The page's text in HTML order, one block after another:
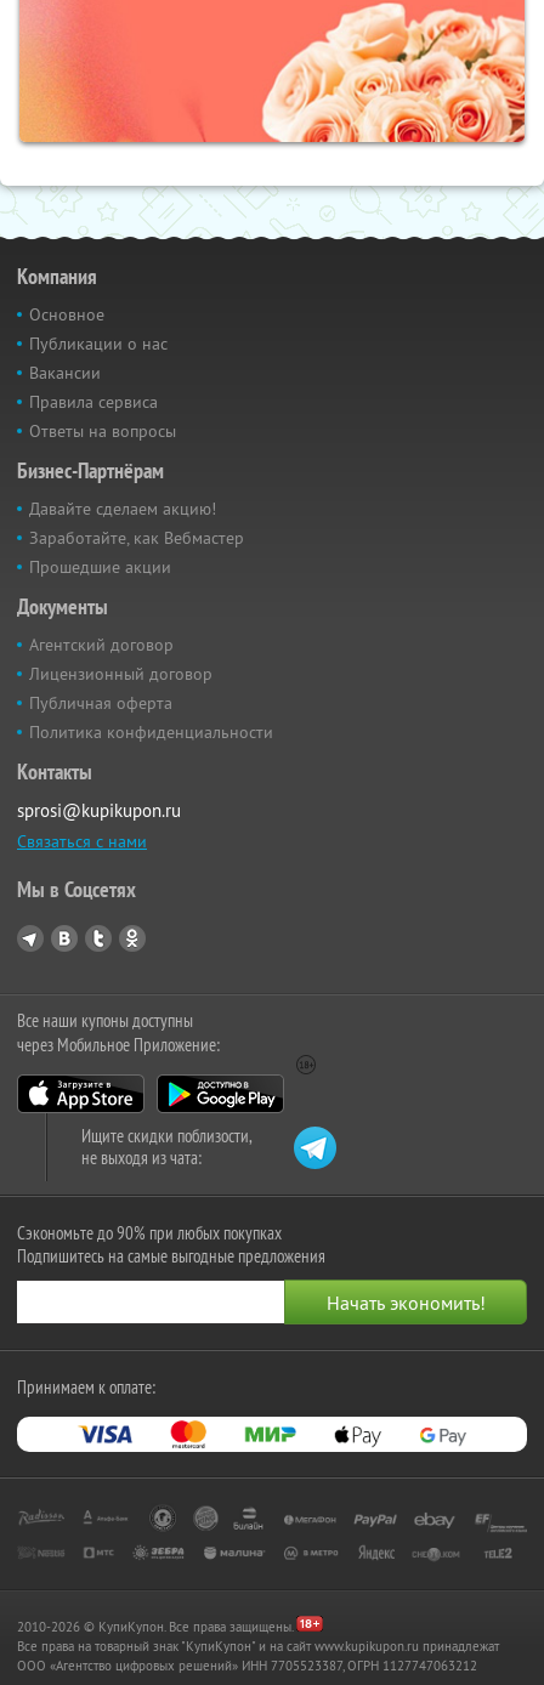
Компания
Основное
Публикации о нас
Вакансии
Правила сервиса
Ответы на вопросы
Бизнес-Партнёрам
Давайте сделаем акцию!
Заработайте, как Вебмастер
Прошедшие акции
Документы
Агентский договор
Лицензионный договор
Публичная оферта
Политика конфиденциальности
Контакты
sprosi@kupikupon.ru
Связаться с нами
Мы в Соцсетях
Все наши купоны доступны
через Мобильное Приложение:
Ищите скидки поблизости,
не выходя из чата:
Сэкономьте до 90% при любых покупках
Подпишитесь на самые выгодные предложения
Принимаем к оплате:
2010-2026 © КупиКупон. Все права защищены.
Все права на товарный знак "КупиКупон" и на сайт www.kupikupon.ru принадлежат
OOO «Агентство цифровых решений» ИНН 7705523387, ОГРН 1127747063212